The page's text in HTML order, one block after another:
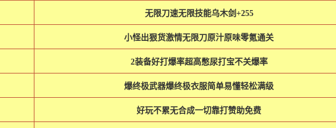
无限刀速无限技能乌木剑+255
小怪出狠货激情无限刀原汁原味零氪通关
2装备好打爆率超高憋尿打宝不关爆率
爆终极武器爆终极衣服简单易懂轻松满级
好玩不累无合成一切靠打赞助免费